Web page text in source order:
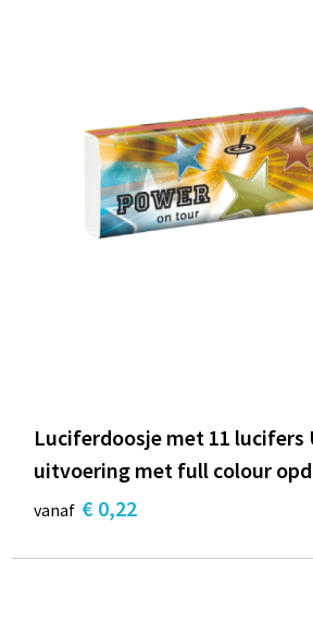
Luciferdoosje met 11 lucifers
uitvoering met full colour
vanaf € 0,22